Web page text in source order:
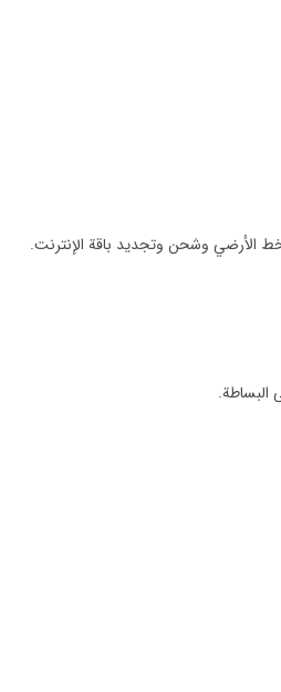
الأرضي وشحن وتجديد باقة الإنترنت.
البساطة.